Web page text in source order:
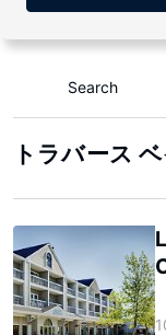
Search
トラバース